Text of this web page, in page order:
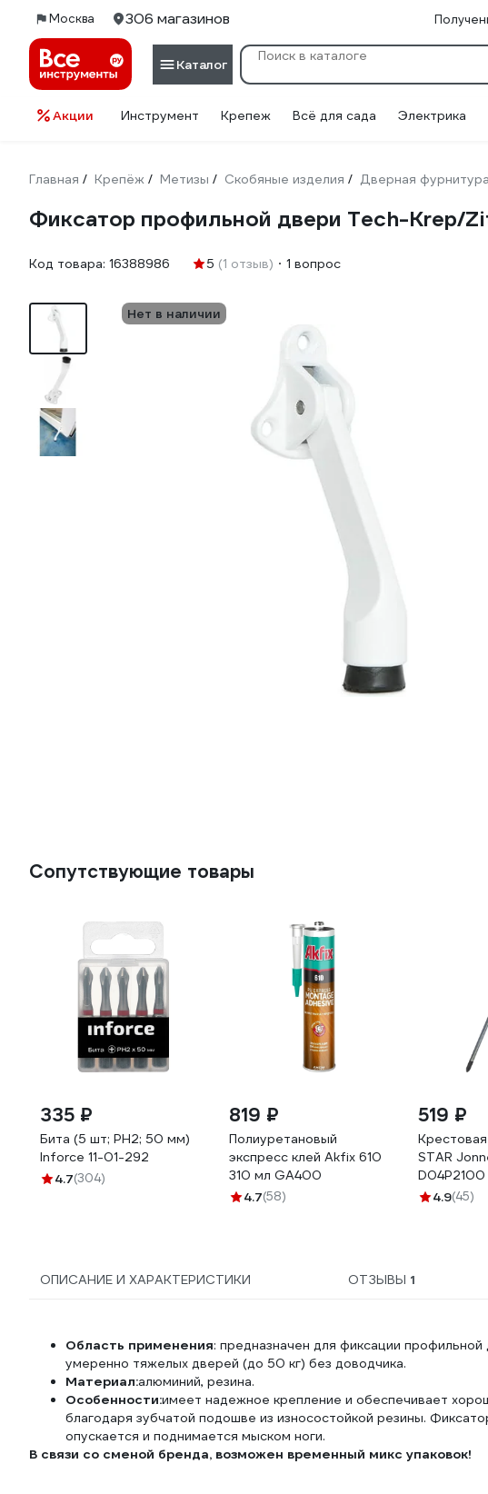
Москва 306 магазинов
Каталог
Акции Инструмент Крепеж Всё для сада Электрика
Главная / Крепёж / Метизы / Скобяные изделия / Дверная фурнитура
Фиксатор профильной двери Tech-Krep/
Код товара: 16388986 5 (1 отзыв) 1 вопрос
Нет в наличии
Сопутствующие товары
335 ₽
Бита (5 шт; PH2; 50 мм)
Inforce 11-01-292
4.7(304)
819 ₽
Полиуретановый
экспресс клей Akfix 610
310 мл GA400
4.7(58)
519 ₽
STAR
D04P2100
4.9(45)
ОПИСАНИЕ И ХАРАКТЕРИСТИКИ ОТЗЫВЫ 1
Область применения: предназначен для фиксации
умеренно тяжелых дверей (до 50 кг) без доводчика.
Материал:алюминий, резина.
Особенности:имеет надежное крепление и обеспечивает
благодаря зубчатой подошве из износостойкой резины.
опускается и поднимается мыском ноги.
В связи со сменой бренда, возможен временный микс упаковок!